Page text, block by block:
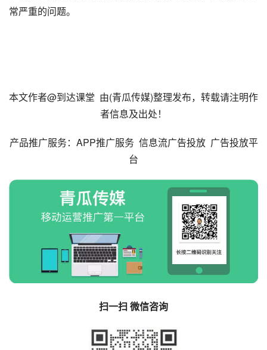
常严重的问题。
本文作者@到达课堂  由(青瓜传媒)整理发布，转载请注明作
者信息及出处！
产品推广服务： APP推广服务 信息流广告投放 广告投放平
台
扫一扫 微信咨询